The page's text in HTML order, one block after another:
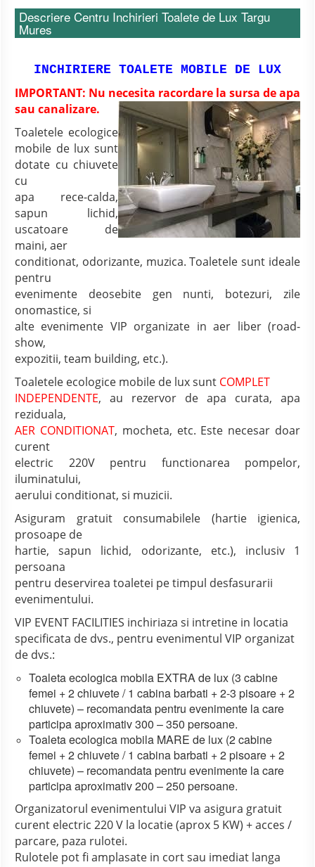
Descriere Centru Inchirieri Toalete de Lux Targu
Mures
INCHIRIERE TOALETE MOBILE DE LUX
IMPORTANT: Nu necesita racordare la sursa de apa
sau canalizare.
Toaletele ecologice
mobile de lux sunt
dotate cu chiuvete
cu
apa rece-calda,
sapun lichid,
uscatoare de
maini, aer
conditionat, odorizante, muzica. Toaletele sunt ideale
pentru
evenimente deosebite gen nunti, botezuri, zile
onomastice, si
alte evenimente VIP organizate in aer liber (road-
show,
expozitii, team building, etc.).
Toaletele ecologice mobile de lux sunt COMPLET
INDEPENDENTE, au rezervor de apa curata, apa
reziduala,
AER CONDITIONAT, mocheta, etc. Este necesar doar
curent
electric 220V pentru functionarea pompelor,
iluminatului,
aerului conditionat, si muzicii.
Asiguram gratuit consumabilele (hartie igienica,
prosoape de
hartie, sapun lichid, odorizante, etc.), inclusiv 1
persoana
pentru deservirea toaletei pe timpul desfasurarii
evenimentului.
VIP EVENT FACILITIES inchiriaza si intretine in locatia
specificata de dvs., pentru evenimentul VIP organizat
de dvs.:
Toaleta ecologica mobila EXTRA de lux (3 cabine
femei + 2 chiuvete / 1 cabina barbati + 2-3 pisoare + 2
chiuvete) – recomandata pentru evenimente la care
participa aproximativ 300 – 350 persoane.
Toaleta ecologica mobila MARE de lux (2 cabine
femei + 2 chiuvete / 1 cabina barbati + 2 pisoare + 2
chiuvete) – recomandata pentru evenimente la care
participa aproximativ 200 – 250 persoane.
Organizatorul evenimentului VIP va asigura gratuit
curent electric 220 V la locatie (aprox 5 KW) + acces /
parcare, paza rulotei.
Rulotele pot fi amplasate in cort sau imediat langa